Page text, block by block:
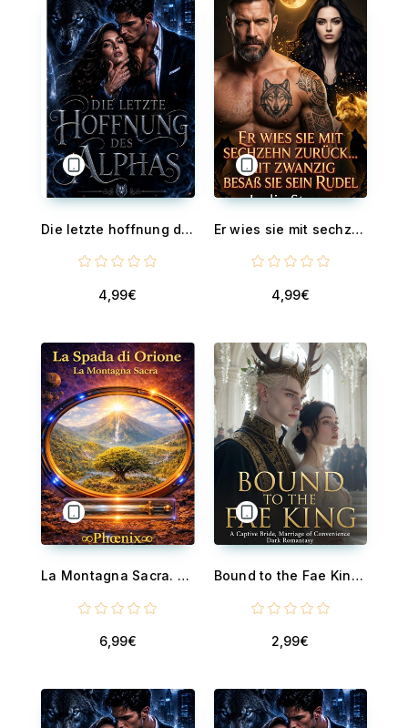
Die letzte hoffnung des alpha - Eine vorherbestimmte Werwolf-Romanze
4,99€
Er wies sie mit sechzehn zurück... Mit zwanzig besaß sie sein Rudel - Eine dunkle paranormale Werwolf-Romanze
4,99€
La Montagna Sacra. Terzo volume della Saga La Spada di Orione
6,99€
Bound to the Fae King - A Captive Bride, Marriage of Convenience Dark Romantasy
2,99€